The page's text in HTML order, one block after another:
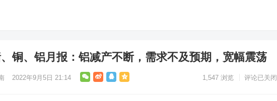
铜、铝月报：铝减产不断，需求不及预期，宽幅震荡
2022年9月5日 21:14 1,547 浏览 评论已关闭